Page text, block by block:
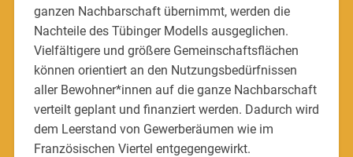
ganzen Nachbarschaft übernimmt, werden die
Nachteile des Tübinger Modells ausgeglichen.
Vielfältigere und größere Gemeinschaftsflächen
können orientiert an den Nutzungsbedürfnissen
aller Bewohner*innen auf die ganze Nachbarschaft
verteilt geplant und finanziert werden. Dadurch wird
dem Leerstand von Gewerberäumen wie im
Französischen Viertel entgegengewirkt.